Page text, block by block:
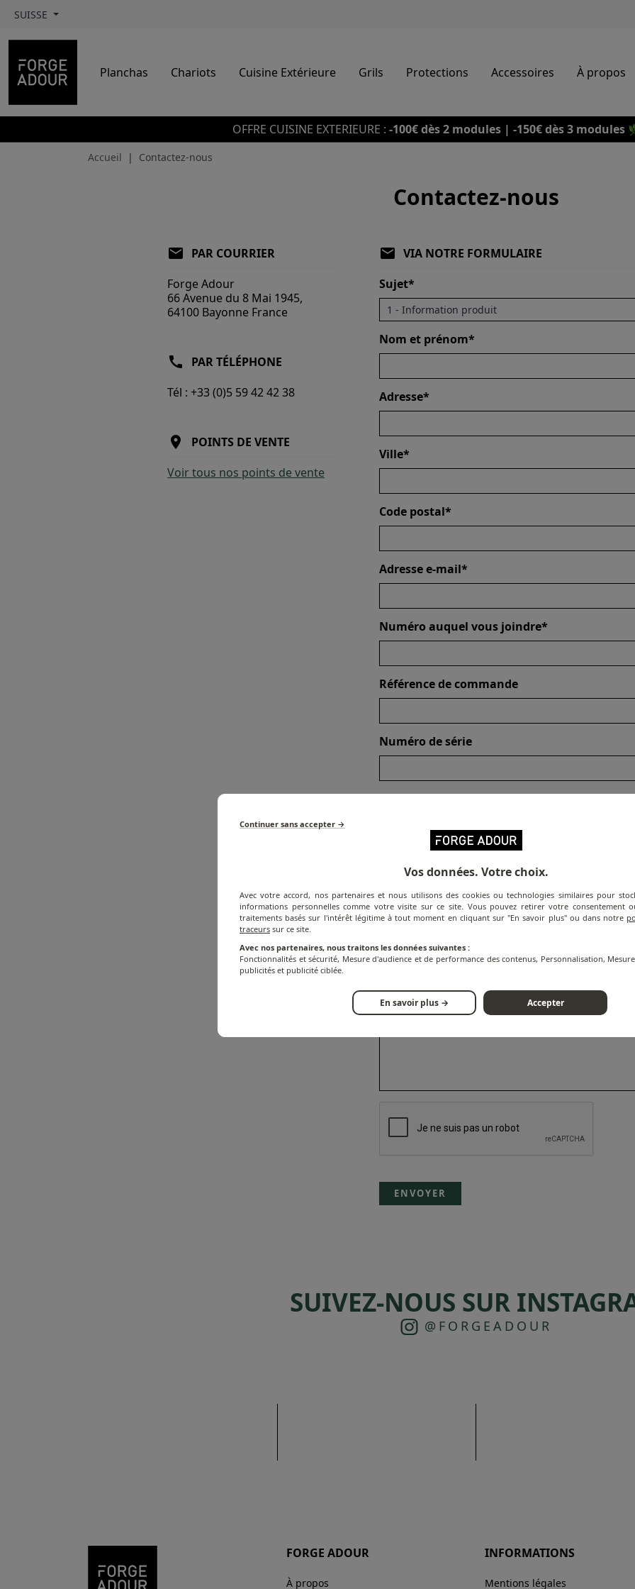
SUISSE
Planchas Chariots Cuisine Extérieure Grils Protections Accessoires À propos
OFFRE CUISINE EXTERIEURE : -100€ dès 2 modules | -150€ dès 3 modules
Accueil Contactez-nous
Contactez-nous
local_post_office PAR COURRIER
Forge Adour
66 Avenue du 8 Mai 1945,
64100 Bayonne France
call
PAR TÉLÉPHONE
Tél : +33 (0)5 59 42 42 38
place
POINTS DE VENTE
Voir tous nos points de vente
local_post_office VIA NOTRE FORMULAIRE
Sujet*
Nom et prénom*
Adresse*
Ville*
Code postal*
Adresse e-mail*
Numéro auquel vous joindre*
Référence de commande
Numéro de série
Photos du produit défectueux (à
Taille limite: 8 MB Types de fichier: jpg, .jpeg, .png, .gif, .pdf,
.m4a, .mov, .mp3, .mp4, .mpg, .wav, .wmv, .zip, .rar, .txt
SUIVEZ-NOUS SUR
@FORGEADOUR
FORGE ADOUR
À propos
INFORMATIONS
Mentions légales
Continuer sans accepter →
Vos données. Votre choix.
Avec votre accord, nos partenaires et nous utilisons des cookies ou technologies similaires pour
informations personnelles comme votre visite sur ce site. Vous pouvez retirer votre consentement
traitements basés sur l'intérêt légitime à tout moment en cliquant sur "En savoir plus" ou dans notre
traceurs sur ce site.
Avec nos partenaires, nous traitons les données suivantes :
Fonctionnalités et sécurité, Mesure d'audience et de performance des contenus, Personnalisation,
publicités et publicité ciblée.
En savoir plus → Accepter